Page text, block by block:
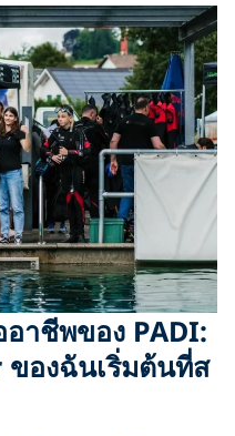
าชีพของ PADI:
องฉันเริ่มต้นที่ส